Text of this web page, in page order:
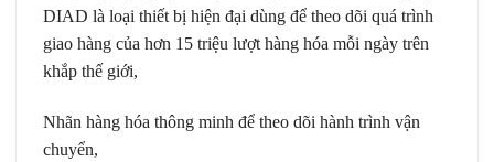
DIAD là loại thiết bị hiện đại dùng để theo dõi quá trình
giao hàng của hơn 15 triệu lượt hàng hóa mỗi ngày trên
khắp thế giới,
Nhãn hàng hóa thông minh để theo dõi hành trình vận
chuyển,